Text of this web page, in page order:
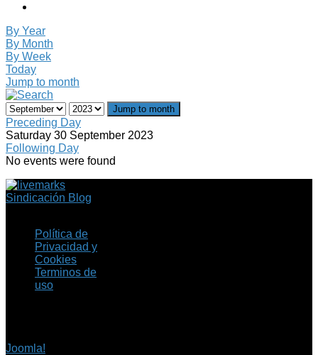
By Year
By Month
By Week
Today
Jump to month
Jump to month
Preceding Day
Saturday 30 September 2023
Following Day
No events were found
Sindicación Blog
Política de
Privacidad y
Cookies
Terminos de
uso
Joomla!